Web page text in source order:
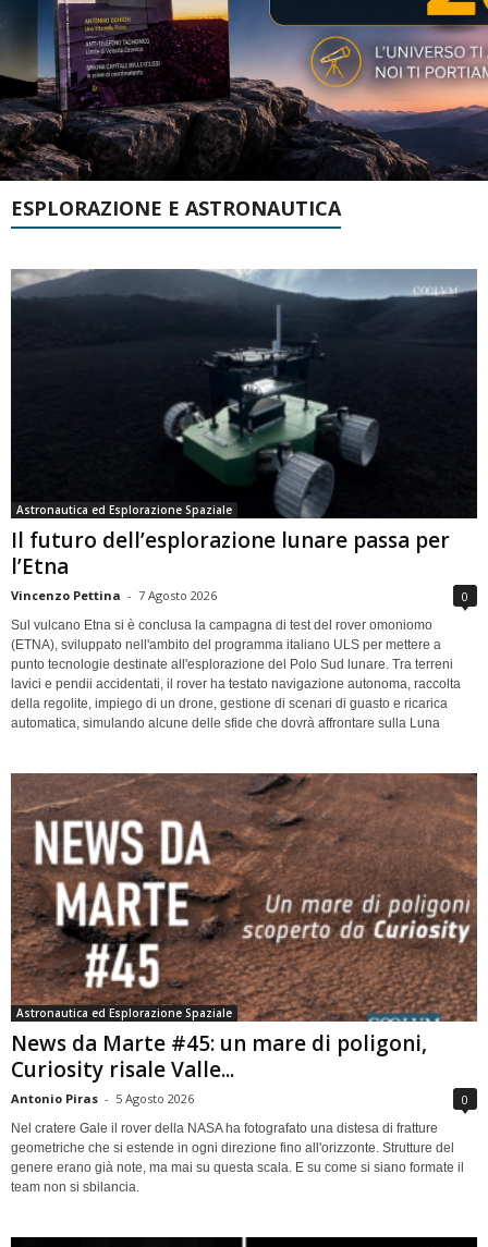
ESPLORAZIONE E ASTRONAUTICA
Astronautica ed Esplorazione Spaziale
Il futuro dell’esplorazione lunare passa per
l’Etna
Vincenzo Pettina - 7 Agosto 2026 0
Sul vulcano Etna si è conclusa la campagna di test del rover omoniomo
(ETNA), sviluppato nell'ambito del programma italiano ULS per mettere a
punto tecnologie destinate all'esplorazione del Polo Sud lunare. Tra terreni
lavici e pendii accidentati, il rover ha testato navigazione autonoma, raccolta
della regolite, impiego di un drone, gestione di scenari di guasto e ricarica
automatica, simulando alcune delle sfide che dovrà affrontare sulla Luna
Astronautica ed Esplorazione Spaziale
News da Marte #45: un mare di poligoni,
Curiosity risale Valle...
Antonio Piras - 5 Agosto 2026 0
Nel cratere Gale il rover della NASA ha fotografato una distesa di fratture
geometriche che si estende in ogni direzione fino all'orizzonte. Strutture del
genere erano già note, ma mai su questa scala. E su come si siano formate il
team non si sbilancia.